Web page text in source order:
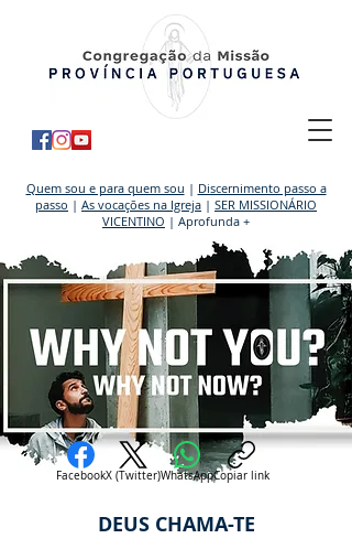
Quem sou e para quem sou | Discernimento passo a
passo | As vocações na Igreja | SER MISSIONÁRIO
VICENTINO | Aprofunda +
FacebookX (Twitter)WhatsAppCopiar link
DEUS CHAMA-TE